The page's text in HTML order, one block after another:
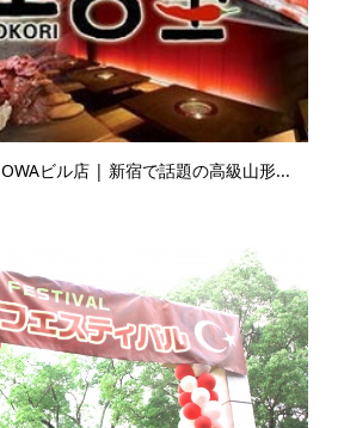
ビル店 | 新宿で話題の高級山形...